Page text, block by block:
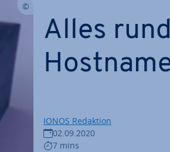
Alles
IONOS Redaktion
02.09.2020
7 mins